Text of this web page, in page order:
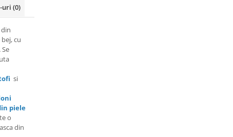
uri (0)
cu
si
piele
o
din